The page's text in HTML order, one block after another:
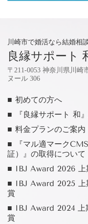
川崎市で婚活なら結婚相
良縁サポート
〒211-0053 神奈川県川崎
ヌール
■ 初めての方へ
■ 『良縁サポート 和
■ 料金プランのご案内
■ 『マル適マーク
証）』の取得について
■ IBJ Award 2026 上
■ IBJ Award 2025 上
賞
■ IBJ Award 2024 上
賞